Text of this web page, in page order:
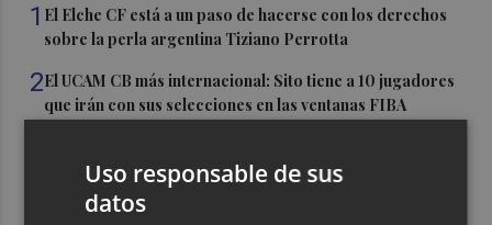
1 El Elche CF está a un paso de hacerse con los derechos
sobre la perla argentina Tiziano Perrotta
2El UCAM CB más internacional: Sito tiene a 10 jugadores
que irán con sus selecciones en las ventanas FIBA
exporta a África: Marruecos, el primer destino
La Región de Murcia celebra la Semana de la Juventud
Uso responsable de sus
datos